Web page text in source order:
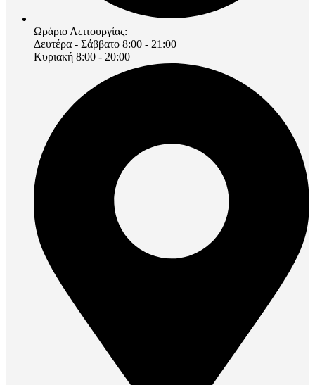
Ωράριο Λειτουργίας:
Δευτέρα - Σάββατο 8:00 - 21:00
Κυριακή 8:00 - 20:00